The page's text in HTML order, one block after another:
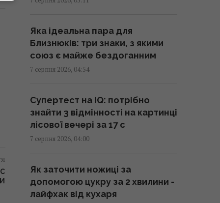
США запровадили нові санкції
проти Куби за співпрацю з
Як вибратися з багнюки на
автомобілі: названо простий
01:23 п'ятниця, 07 серпня 2026
Яка ідеальна пара для
Близнюків: три знаки, з якими
союз є майже бездоганним
7 серпня 2026, 04:54
Супертест на IQ: потрібно
знайти 3 відмінності на картинці
лісової вечері за 17 с
7 серпня 2026, 04:00
Як заточити ножиці за
допомогою цукру за 2 хвилини -
лайфхак від кухаря